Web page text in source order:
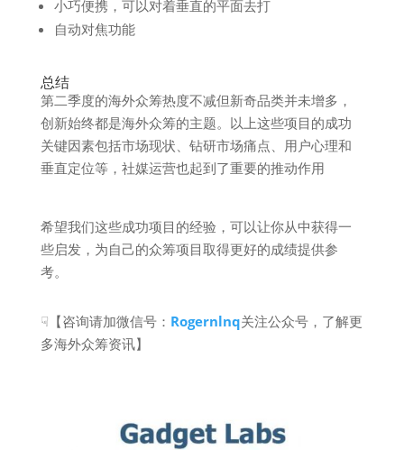
小巧便携，可以对着垂直的平面去打
自动对焦功能
总结
第二季度的海外众筹热度不减但新奇品类并未增多，
创新始终都是海外众筹的主题。以上这些项目的成功
关键因素包括市场现状、钻研市场痛点、用户心理和
垂直定位等，社媒运营也起到了重要的推动作用
希望我们这些成功项目的经验，可以让你从中获得一
些启发，为自己的众筹项目取得更好的成绩提供参
考。
☟【咨询请加微信号： Rogernlnq关注公众号，了解更
多海外众筹资讯】